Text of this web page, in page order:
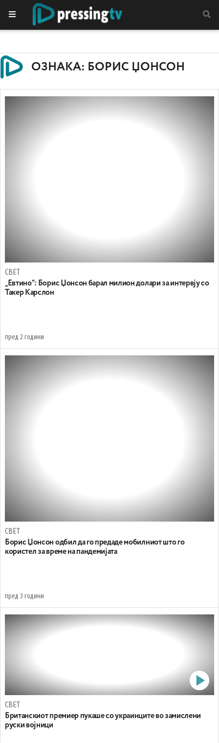
ОЗНАКА: БОРИС ЏОНСОН
СВЕТ
„Евтино“: Борис Џонсон барал милион долари за интервју со
Такер Карслон
пред 2 години
СВЕТ
Борис Џонсон одбил да го предаде мобилниот што го
користел за време на пандемијата
пред 3 години
СВЕТ
Британскиот премиер пукаше со украинците во замислени
руски војници